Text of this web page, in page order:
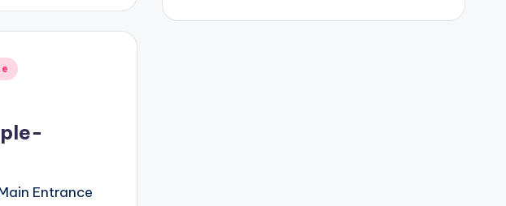
Entrance